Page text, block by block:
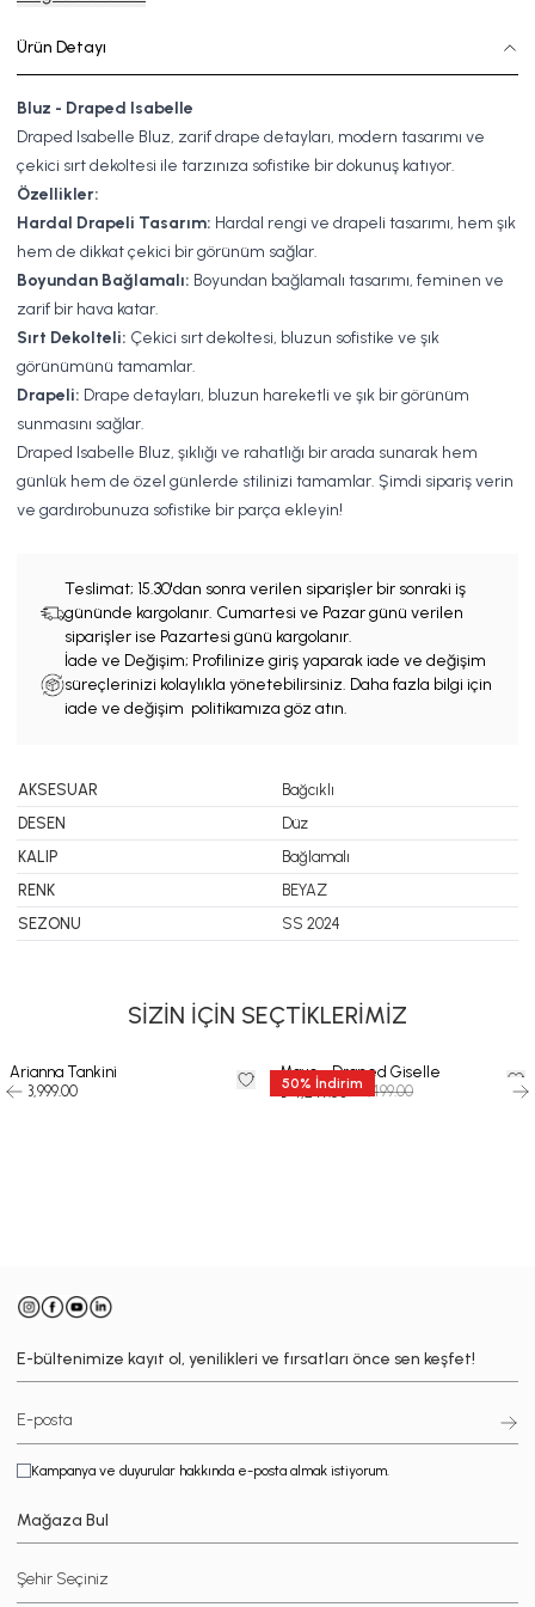
Ürün Detayı
Bluz - Draped Isabelle
Draped Isabelle Bluz, zarif drape detayları, modern tasarımı ve
çekici sırt dekoltesi ile tarzınıza sofistike bir dokunuş katıyor.
Özellikler:
Hardal Drapeli Tasarım: Hardal rengi ve drapeli tasarımı, hem şık
hem de dikkat çekici bir görünüm sağlar.
Boyundan Bağlamalı: Boyundan bağlamalı tasarımı, feminen ve
zarif bir hava katar.
Sırt Dekolteli: Çekici sırt dekoltesi, bluzun sofistike ve şık
görünümünü tamamlar.
Drapeli: Drape detayları, bluzun hareketli ve şık bir görünüm
sunmasını sağlar.
Draped Isabelle Bluz, şıklığı ve rahatlığı bir arada sunarak hem
günlük hem de özel günlerde stilinizi tamamlar. Şimdi sipariş verin
ve gardırobunuza sofistike bir parça ekleyin!
Teslimat; 15.30'dan sonra verilen siparişler bir sonraki iş
gününde kargolanır. Cumartesi ve Pazar günü verilen
siparişler ise Pazartesi günü kargolanır.
İade ve Değişim; Profilinize giriş yaparak iade ve değişim
süreçlerinizi kolaylıkla yönetebilirsiniz. Daha fazla bilgi için
iade ve değişim politikamıza göz atın.
AKSESUAR
Bağcıklı
DESEN
Düz
KALIP
Bağlamalı
RENK
BEYAZ
SEZONU
SS 2024
SİZİN İÇİN SEÇTİKLERİMİZ
Arianna Tankini
₺ 13,999.00
50% İndirim
Mayo - Draped Giselle
₺ 4,249.50₺ 8,499.00
E-bültenimize kayıt ol, yenilikleri ve fırsatları önce sen keşfet!
Kampanya ve duyurular hakkında e-posta almak istiyorum.
Mağaza Bul